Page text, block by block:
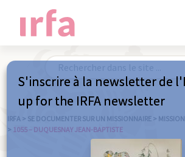
IRFA > SE DOCUMENTER SUR UN MISSIONNAIRE >
> 1055 – DUQUESNAY JEAN-BAPTISTE
S'inscrire à la newsletter de
up for the IRFA newsletter